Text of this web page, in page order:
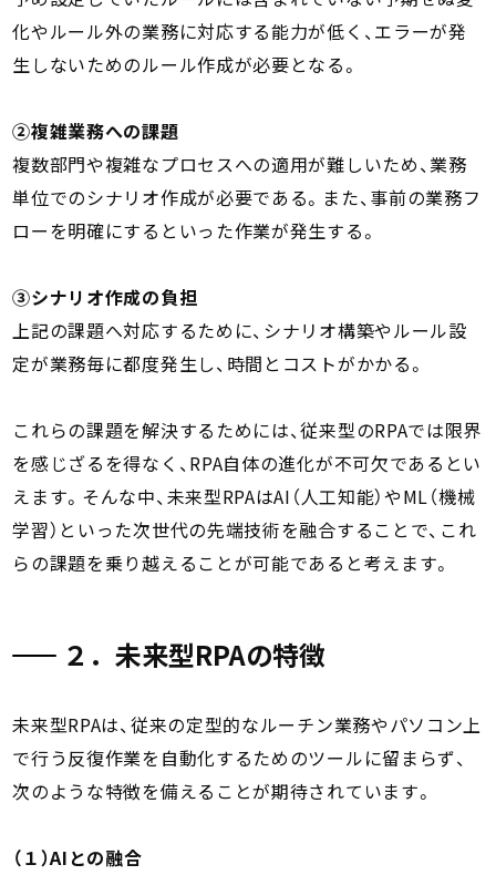
化やルール外の業務に対応する能力が低く、エラーが発
生しないためのルール作成が必要となる。
②複雑業務への課題
複数部門や複雑なプロセスへの適用が難しいため、業務
単位でのシナリオ作成が必要である。また、事前の業務フ
ローを明確にするといった作業が発生する。
③シナリオ作成の負担
上記の課題へ対応するために、シナリオ構築やルール設
定が業務毎に都度発生し、時間とコストがかかる。
これらの課題を解決するためには、従来型のRPAでは限界
を感じざるを得なく、RPA自体の進化が不可欠であるとい
えます。そんな中、未来型RPAはAI（人工知能）やML（機械
学習）といった次世代の先端技術を融合することで、これ
らの課題を乗り越えることが可能であると考えます。
２．未来型RPAの特徴
未来型RPAは、従来の定型的なルーチン業務やパソコン上
で行う反復作業を自動化するためのツールに留まらず、
次のような特徴を備えることが期待されています。
（１）AIとの融合